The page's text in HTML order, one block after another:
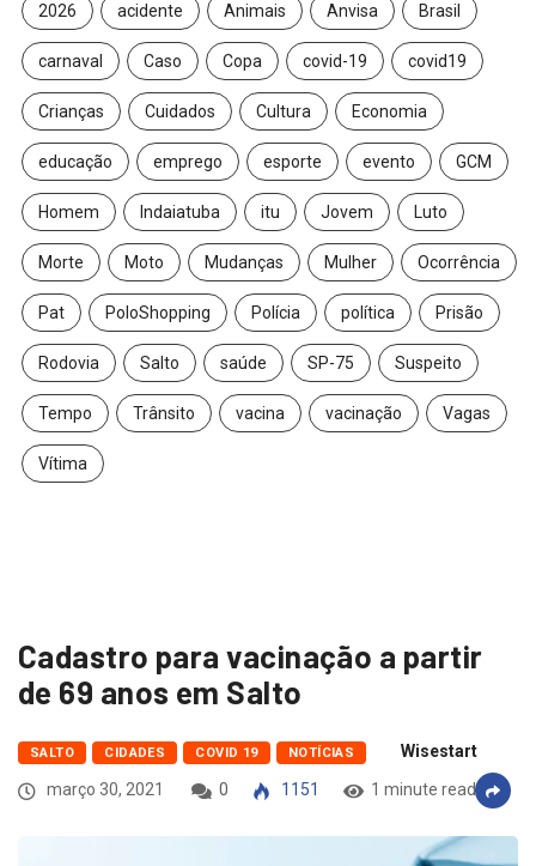
2026 acidente Animais Anvisa Brasil
carnaval Caso Copa covid-19 covid19
Crianças Cuidados Cultura Economia
educação emprego esporte evento GCM
Homem Indaiatuba itu Jovem Luto
Morte Moto Mudanças Mulher Ocorrência
Pat PoloShopping Polícia política Prisão
Rodovia Salto saúde SP-75 Suspeito
Tempo Trânsito vacina vacinação Vagas
Vítima
Cadastro para vacinação a partir
de 69 anos em Salto
SALTO CIDADES COVID 19 NOTÍCIAS
Wisestart
março 30, 2021
0 1151 1 minute read